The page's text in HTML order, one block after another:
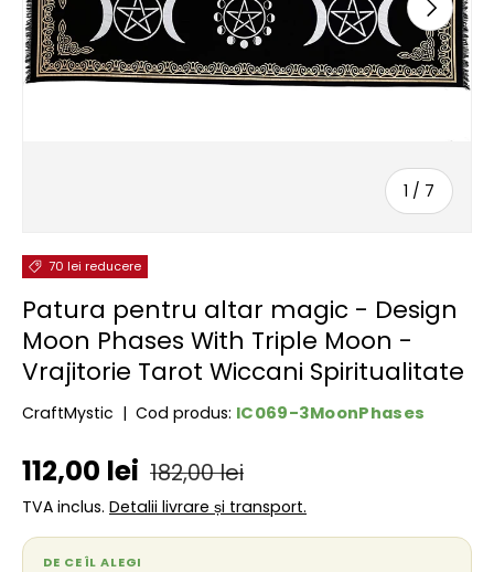
1 / de
7
70 lei reducere
Patura pentru altar magic - Design
Moon Phases With Triple Moon -
Vrajitorie Tarot Wiccani Spiritualitate
CraftMystic | Cod produs: IC069-3MoonPhases
Preț de vânzare
112,00 lei Preț obișnuit
182,00 lei
TVA inclus. Detalii livrare și transport.
DE CE ÎL ALEGI